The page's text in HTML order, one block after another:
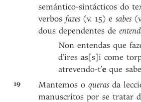
semántico-sintácticos do
verbosfazes(v. 15) esabes
dous dependentes de
Non entendas que
d’ires as[s]i come
atrevendo-t’eque
19 Mantemos oqueras da
manuscritos por se tratar